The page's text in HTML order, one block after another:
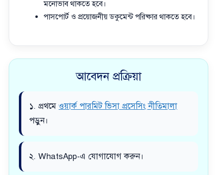
মনোভাব থাকতে হবে।
পাসপোর্ট ও প্রয়োজনীয় ডকুমেন্ট পরিষ্কার থাকতে হবে।
আবেদন প্রক্রিয়া
১. প্রথমে ওয়ার্ক পারমিট ভিসা প্রসেসিং নীতিমালা
পড়ুন।
২. WhatsApp-এ যোগাযোগ করুন।